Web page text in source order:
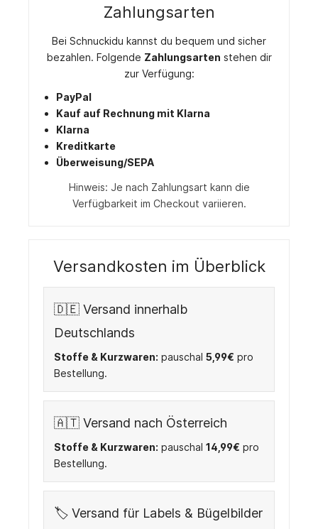
Zahlungsarten
Bei Schnuckidu kannst du bequem und sicher
bezahlen. Folgende Zahlungsarten stehen dir
zur Verfügung:
PayPal
Kauf auf Rechnung mit Klarna
Klarna
Kreditkarte
Überweisung/SEPA
Hinweis: Je nach Zahlungsart kann die
Verfügbarkeit im Checkout variieren.
Versandkosten im Überblick
🇩🇪 Versand innerhalb
Deutschlands
Stoffe & Kurzwaren: pauschal 5,99€ pro
Bestellung.
🇦🇹 Versand nach Österreich
Stoffe & Kurzwaren: pauschal 14 ,99€ pro
Bestellung.
🏷️ Versand für Labels & Bügelbilder